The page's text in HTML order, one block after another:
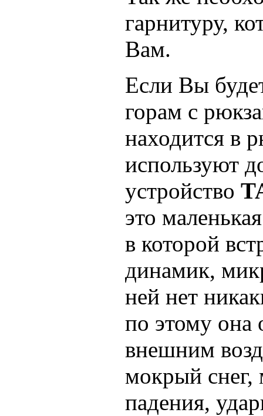
гарнитуру,
Вам.
Если Вы
горам с
находится в
используют
устройство
это
в которой
динамик,
ней нет
по этому она
внешним
мокрый снег,
падения,